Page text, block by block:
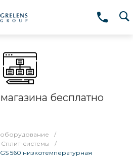
бесплатно
/
Сплит-системы
/
560 низкотемпературная